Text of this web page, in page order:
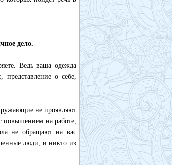
дело.
Ведь ваша одежда
представление о себе,
не проявляют
повышением на работе,
не обращают на вас
люди, и никто из